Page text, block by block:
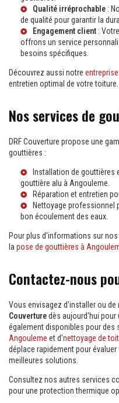
Qualité irréprochable :
de qualité pour garantir la
Engagement client :
offrons un service
besoins spécifiques.
Découvrez aussi notre
entretien optimal de votre toiture.
Nos services de
DRF Couverture propose une
gouttières :
Installation de gouttières
gouttière alu à Angouleme
Réparation et entretien
Nettoyage professionnel
bon écoulement des eaux.
Pour plus d'informations sur
la pose de gouttières à
Contactez-nous
Vous envisagez d'installer ou de
Couverturedès aujourd'hui pour
également disponibles pour des
Angouleme et d'nettoyage de
déplace rapidement pour
meilleures solutions.
Consultez nos autres services
pour une protection thermique